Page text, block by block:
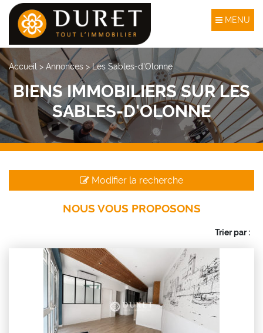
MENU
Accueil > Annonces >Les Sables-d'Olonne
BIENS IMMOBILIERS SUR LES
SABLES-D'OLONNE
Modifier la recherche
NOUS VOUS PROPOSONS
Trier par :